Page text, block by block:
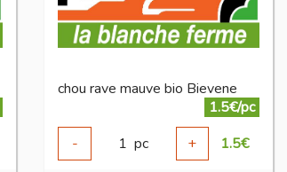
chou rave mauve bio Bievene
1.5€/pc
-
1 pc + 1.5€